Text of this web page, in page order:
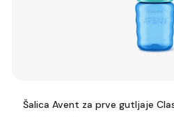
Šalica Avent za prve gutljaje